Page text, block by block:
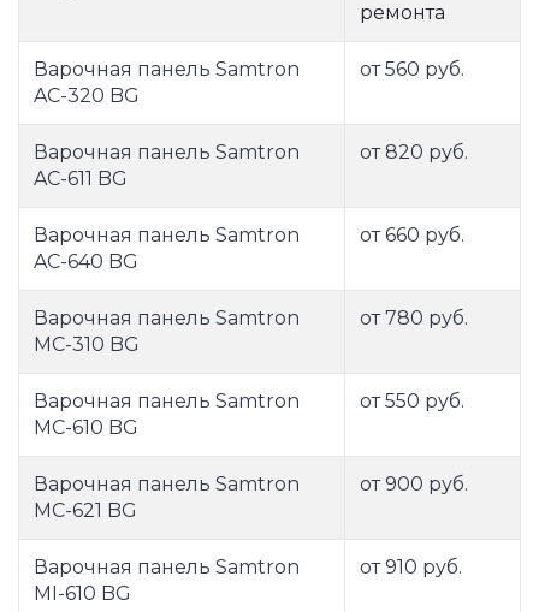
ремонта
Варочная панель Samtron
AC-320 BG
от 560 руб.
Варочная панель Samtron
AC-611 BG
от 820 руб.
Варочная панель Samtron
AC-640 BG
от 660 руб.
Варочная панель Samtron
MC-310 BG
от 780 руб.
Варочная панель Samtron
MC-610 BG
от 550 руб.
Варочная панель Samtron
MC-621 BG
от 900 руб.
Варочная панель Samtron
MI-610 BG
от 910 руб.